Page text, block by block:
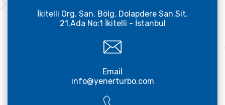
İkitelli Org. San. Bölg. Dolapdere San.Sit.
21.Ada No:1 İkitelli - İstanbul
Email
info@yenerturbo.com